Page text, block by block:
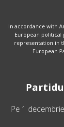
In accordance with
European political
representation in
European
Pe 1